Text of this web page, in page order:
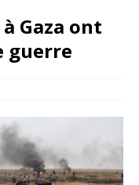
Gaza ont
guerre